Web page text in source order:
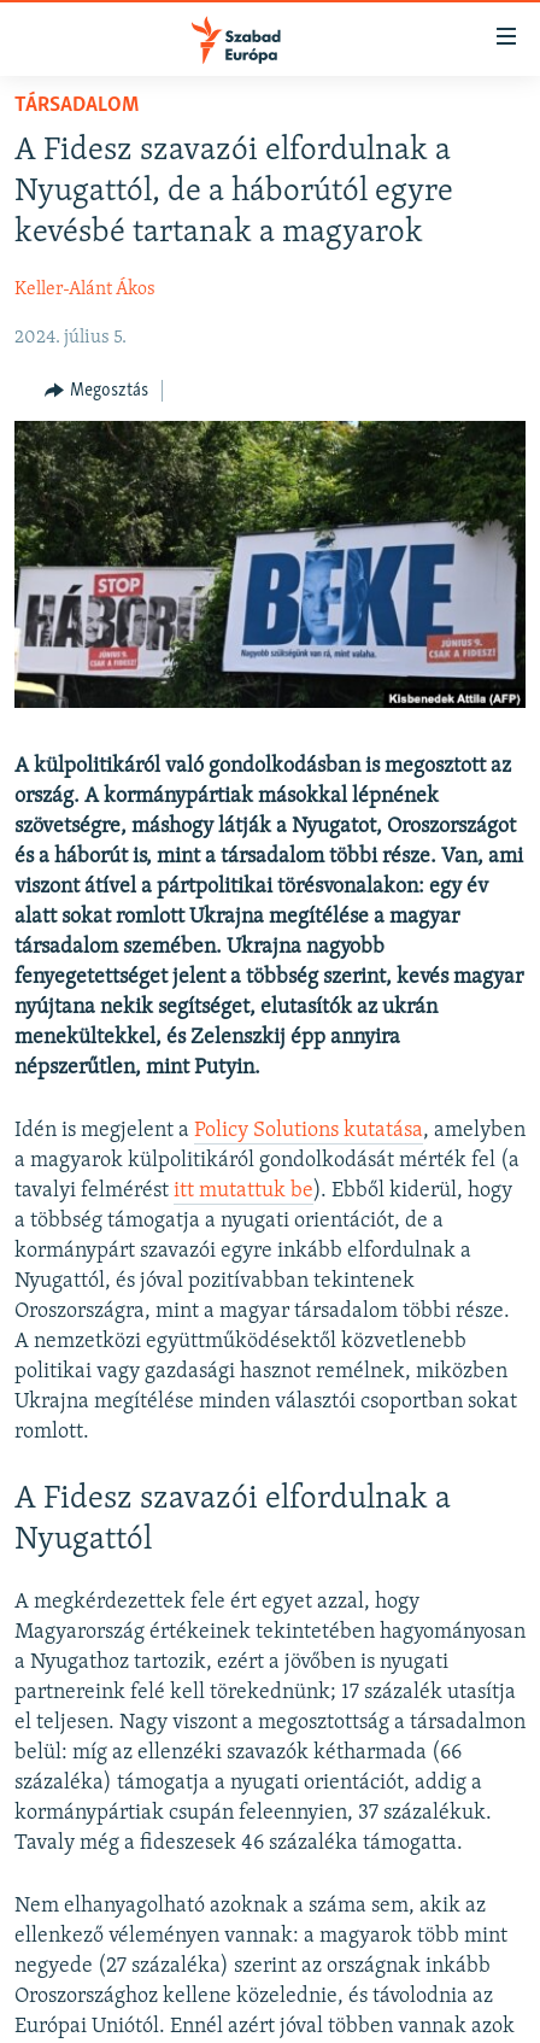
Akadálymentes
Ugrás
fő
oldalra
Ugrás
tartalomjegyzékre
NAPIRENDEN
PODCASTOK
ELEMZŐ
NER15
SZABADON
TÁRSADALOM
DEMOKRÁCIA
A PÉNZ NYOMÁBAN
EURÓPAI UNIÓ
VILÁG
KLÍMAVÁLTOZÁS
A MÚLT TANULSÁGAI
KÖVESSEN MINKET!
Valamennyi RFE/RL weboldal
TÁRSADALOM
A Fidesz szavazói elfordulnak a
Nyugattól, de a háborútól egyre
kevésbé tartanak a magyarok
Keller-Alánt Ákos
2024. július 5.
Megosztás
A külpolitikáról való gondolkodásban is megosztott az
ország. A kormánypártiak másokkal lépnének
szövetségre, máshogy látják a Nyugatot, Oroszországot
és a háborút is, mint a társadalom többi része. Van, ami
viszont átível a pártpolitikai törésvonalakon: egy év
alatt sokat romlott Ukrajna megítélése a magyar
társadalom szemében. Ukrajna nagyobb
fenyegetettséget jelent a többség szerint, kevés magyar
nyújtana nekik segítséget, elutasítók az ukrán
menekültekkel, és Zelenszkij épp annyira
népszerűtlen, mint Putyin.
Idén is megjelent a Policy Solutions kutatása, amelyben
a magyarok külpolitikáról gondolkodását mérték fel (a
tavalyi felmérést itt mutattuk be). Ebből kiderül, hogy
a többség támogatja a nyugati orientációt, de a
kormánypárt szavazói egyre inkább elfordulnak a
Nyugattól, és jóval pozitívabban tekintenek
Oroszországra, mint a magyar társadalom többi része.
A nemzetközi együttműködésektől közvetlenebb
politikai vagy gazdasági hasznot remélnek, miközben
Ukrajna megítélése minden választói csoportban sokat
romlott.
A Fidesz szavazói elfordulnak a
Nyugattól
A megkérdezettek fele ért egyet azzal, hogy
Magyarország értékeinek tekintetében hagyományosan
a Nyugathoz tartozik, ezért a jövőben is nyugati
partnereink felé kell törekednünk; 17 százalék utasítja
el teljesen. Nagy viszont a megosztottság a társadalmon
belül: míg az ellenzéki szavazók kétharmada (66
százaléka) támogatja a nyugati orientációt, addig a
kormánypártiak csupán feleennyien, 37 százalékuk.
Tavaly még a fideszesek 46 százaléka támogatta.
Nem elhanyagolható azoknak a száma sem, akik az
ellenkező véleményen vannak: a magyarok több mint
negyede (27 százaléka) szerint az országnak inkább
Oroszországhoz kellene közelednie, és távolodnia az
Európai Uniótól. Ennél azért jóval többen vannak azok
FELIRATKOZÁS